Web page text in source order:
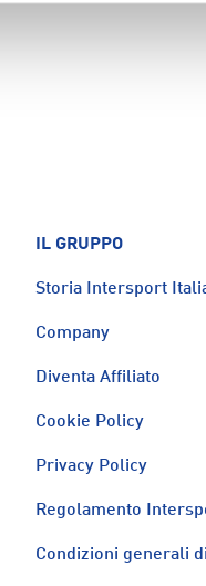
IL GRUPPO
Storia Intersport
Company
Diventa Affiliato
Cookie Policy
Privacy Policy
Regolamento
Condizioni generali